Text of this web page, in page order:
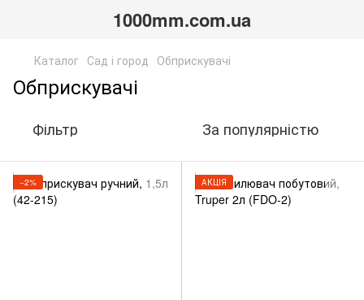
1000mm.com.ua
Каталог Сад і город Обприскувачі
Обприскувачі
Фільтр За популярністю
−2% АКЦІЯ